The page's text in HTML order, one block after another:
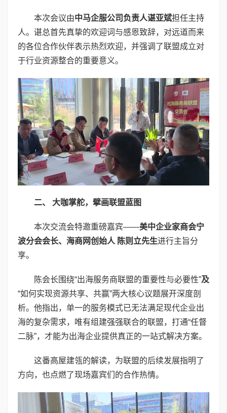
本次会议由中马企服公司负责人谌亚斌担任主持
人。谌总首先真挚的欢迎词与感恩致辞，对远道而来
的各位合作伙伴表示热烈欢迎，并强调了联盟成立对
于行业资源整合的重要意义。
二、 大咖掌舵，擘画联盟蓝图
本次交流会特邀重磅嘉宾——美中企业家商会宁
波分会会长、海商网创始人 陈则立先生进行主旨分
享。
陈会长围绕“出海服务商联盟的重要性与必要性”及
“如何实现资源共享、共赢”两大核心议题展开深度剖
析。他指出，单一的服务模式已无法满足现代企业出
海的复杂需求，唯有组建强强联合的联盟，打通“任督
二脉”，才能为出海企业提供真正的一站式解决方案。
这番高屋建瓴的解读，为联盟的后续发展指明了
方向，也点燃了现场嘉宾们的合作热情。